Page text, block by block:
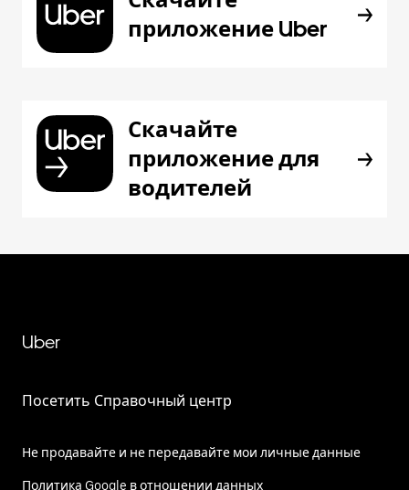
приложение Uber
Скачайте
приложение для
водителей
Uber
Посетить Справочный центр
Не продавайте и не передавайте мои личные данные
Политика Google в отношении данных